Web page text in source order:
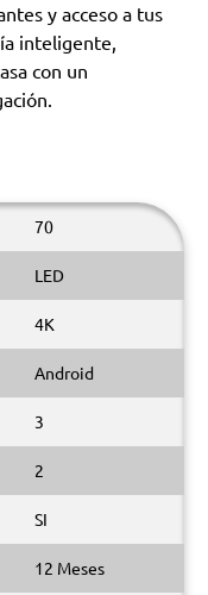
y acceso a tus
inteligente,
con un
70
LED
4K
Android
3
2
SI
12 Meses